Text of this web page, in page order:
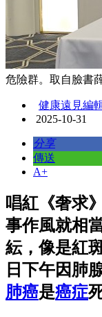
危險群。取自臉書
健康遠見編
2025-10-31
分享
傳送
A+
唱紅《奢求
事作風就相
紜，像是紅
⽇下午因肺
肺癌是癌症